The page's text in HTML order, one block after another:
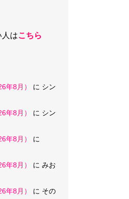
人はこちら
年8月） に シン
年8月）
に シン
年8月）
に
年8月）
に みお
年8月）
に その